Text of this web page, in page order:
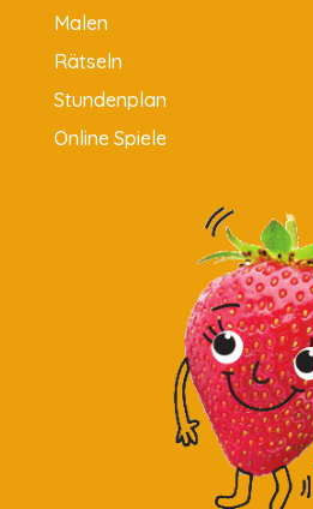
Malen
Rätseln
Stundenplan
Online Spiele